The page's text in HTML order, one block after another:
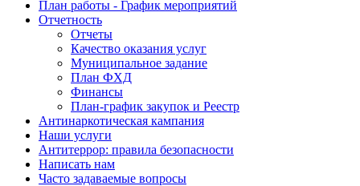
План работы - График мероприятий
Отчетность
Отчеты
Качество оказания услуг
Муниципальное задание
План ФХД
Финансы
План-график закупок и Реестр
Антинаркотическая кампания
Наши услуги
Антитеррор: правила безопасности
Написать нам
Часто задаваемые вопросы